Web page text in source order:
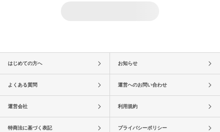
はじめての方へ お知らせ
よくある質問 運営へのお問い合わせ
運営会社 利用規約
特商法に基づく表記 プライバシーポリシー